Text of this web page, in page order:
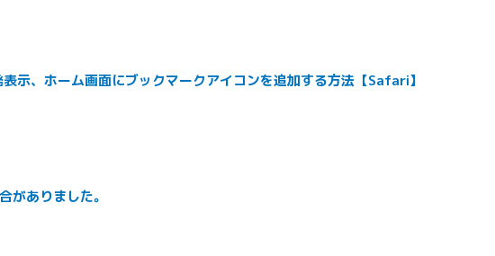
示、ホーム画面にブックマークアイコンを追加する方法【Safari】
ありました。